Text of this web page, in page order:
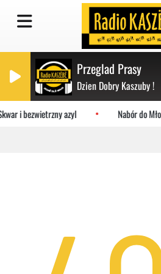
Przeglad Prasy
Dzien Dobry Kaszuby !
i bezwietrzny azyl Nabór do